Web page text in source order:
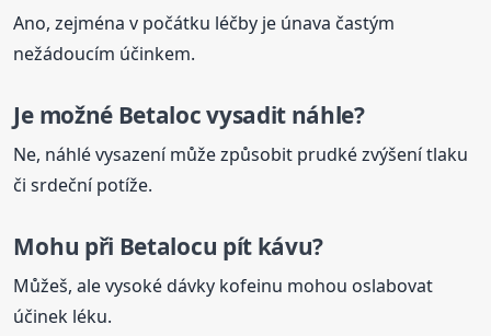
Ano, zejména v počátku léčby je únava častým
nežádoucím účinkem.
Je možné Betalocvysadit náhle?
Ne, náhlé vysazení může způsobit prudké zvýšení tlaku
či srdeční potíže.
Mohu při Betalocu pít kávu?
Můžeš, ale vysoké dávky kofeinu mohou oslabovat
účinek léku.